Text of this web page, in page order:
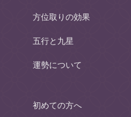
方位取りの効果
五行と九星
運勢について
初めての方へ